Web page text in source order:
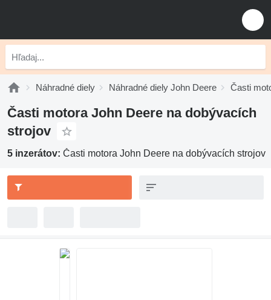
Náhradné diely Náhradné diely John Deere Časti
Časti motora John Deere na dobývacích
strojov
5 inzerátov: Časti motora John Deere na dobývacích strojov